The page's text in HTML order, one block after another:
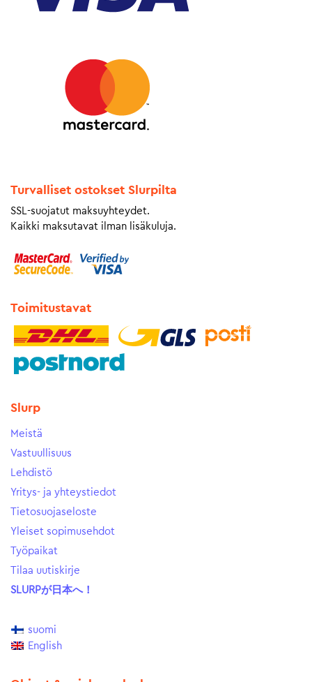
Turvalliset ostokset Slurpilta
SSL-suojatut maksuyhteydet.
Kaikki maksutavat ilman lisäkuluja.
Toimitustavat
Slurp
Meistä
Vastuullisuus
Lehdistö
Yritys- ja yhteystiedot
Tietosuojaseloste
Yleiset sopimusehdot
Työpaikat
Tilaa uutiskirje
SLURPが日本へ！
suomi
English